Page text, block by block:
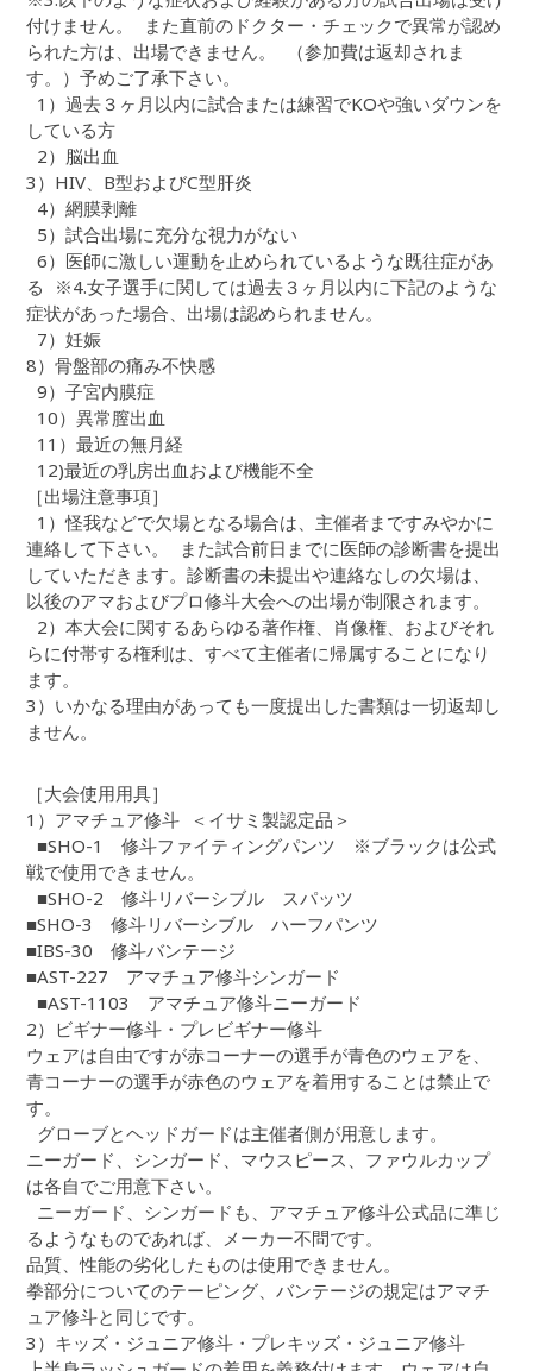
付けません。 また直前のドクター・チェックで異常が認め
られた方は、出場できません。 （参加費は返却されま
す。）予めご了承下さい。
1）過去３ヶ月以内に試合または練習でKOや強いダウンを
している方
2）脳出血
3）HIV、B型およびC型肝炎
4）網膜剥離
5）試合出場に充分な視力がない
6）医師に激しい運動を止められているような既往症があ
る ※4.女子選手に関しては過去３ヶ月以内に下記のような
症状があった場合、出場は認められません。
7）妊娠
8）骨盤部の痛み不快感
9）子宮内膜症
10）異常膣出血
11）最近の無月経
12)最近の乳房出血および機能不全
［出場注意事項］
1）怪我などで欠場となる場合は、主催者まですみやかに
連絡して下さい。 また試合前日までに医師の診断書を提出
していただきます。診断書の未提出や連絡なしの欠場は、
以後のアマおよびプロ修斗大会への出場が制限されます。
2）本大会に関するあらゆる著作権、肖像権、およびそれ
らに付帯する権利は、すべて主催者に帰属することになり
ます。
3）いかなる理由があっても一度提出した書類は一切返却し
ません。
［大会使用用具］
1）アマチュア修斗 ＜イサミ製認定品＞
■SHO-1 修斗ファイティングパンツ ※ブラックは公式
戦で使用できません。
■SHO-2 修斗リバーシブル スパッツ
■SHO-3 修斗リバーシブル ハーフパンツ
■IBS-30 修斗バンテージ
■AST-227 アマチュア修斗シンガード
■AST-1103 アマチュア修斗ニーガード
2）ビギナー修斗・プレビギナー修斗
ウェアは自由ですが赤コーナーの選手が青色のウェアを、
青コーナーの選手が赤色のウェアを着用することは禁止で
す。
グローブとヘッドガードは主催者側が用意します。
ニーガード、シンガード、マウスピース、ファウルカップ
は各自でご用意下さい。
ニーガード、シンガードも、アマチュア修斗公式品に準じ
るようなものであれば、メーカー不問です。
品質、性能の劣化したものは使用できません。
拳部分についてのテーピング、バンテージの規定はアマチ
ュア修斗と同じです。
3）キッズ・ジュニア修斗・プレキッズ・ジュニア修斗